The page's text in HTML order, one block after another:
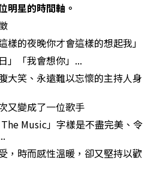
明星的時間軸。
樣的夜晚你才會這樣的想起我」
」「我會想你」 ...
大笑、永遠難以忘懷的主持人身
又變成了一位歌手
Music」字樣是不盡完美、令
，時而感性溫暖，卻又堅持以歡